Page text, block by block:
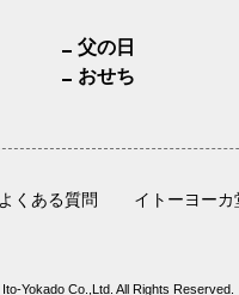
父の日
おせち
よくある質問 イトーヨー
Yokado Co.,Ltd. All Rights Reserved.